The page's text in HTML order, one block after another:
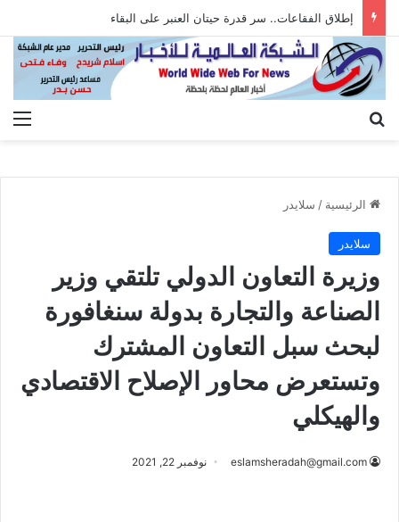
إطلاق الفقاعات.. سر قدرة حيتان العنبر على البقاء
الرئيسية / سلايدر
سلايدر
وزيرة التعاون الدولي تلتقي وزير
الصناعة والتجارة بدولة سنغافورة
لبحث سبل التعاون المشترك
وتستعرض محاور الإصلاح الاقتصادي
والهيكلي
eslamsheradah@gmail.com نوفمبر 22, 2021